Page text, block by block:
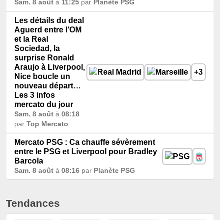
Sam. 8 août à 11:25 par Planète PSG
Les détails du deal
Aguerd entre l’OM
et la Real
Sociedad, la
surprise Ronald
Araujo à Liverpool,
Nice boucle un
nouveau départ…
Les 3 infos
mercato du jour
Sam. 8 août à 08:18
par Top Mercato
+3
Mercato PSG : Ca chauffe sévèrement
entre le PSG et Liverpool pour Bradley
Barcola
Sam. 8 août à 08:16 par Planète PSG
Tendances